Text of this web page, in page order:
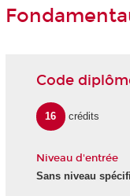
Code
16 crédits
Niveau d'entrée
Sans niveau